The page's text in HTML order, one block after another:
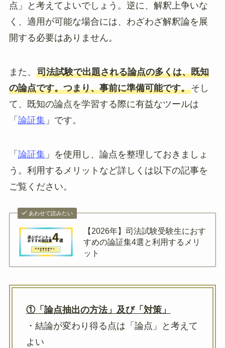
点」と考えてよいでしょう。逆に、解釈上争いな
く、適用が可能な場合には、わざわざ解釈論を展
開する必要はありません。
また、 司法試験で出題される論点の多くは、既知
の論点です。つまり、事前に準備可能です。そし
て、既知の論点を学習する際に有益なツールは
「 論証集」です。
「 論証集」を使用し、論点を整理しておきましょ
う。利用するメリットなど詳しくは以下の記事を
ご覧ください。
あわせて読みたい
【2026年】司法試験受験生におす
すめの論証集4選と利用するメリ
ット
①「論点抽出の方法」及び「対策」
・結論が変わり得る点は「論点」と考えて
よい